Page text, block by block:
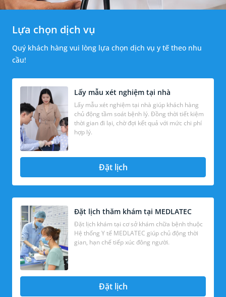
Lựa chọn dịch vụ
Quý khách hàng vui lòng lựa chọn dịch vụ y tế theo nhu
cầu!
Lấy mẫu xét nghiệm tại nhà
Lấy mẫu xét nghiệm tại nhà giúp khách hàng
chủ động tầm soát bệnh lý. Đồng thời tiết kiệm
thời gian đi lại, chờ đợi kết quả với mức chi phí
hợp lý.
Đặt lịch
Đặt lịch thăm khám tại MEDLATEC
Đặt lịch khám tại cơ sở khám chữa bệnh thuộc
Hệ thống Y tế MEDLATEC giúp chủ động thời
gian, hạn chế tiếp xúc đông người.
Đặt lịch